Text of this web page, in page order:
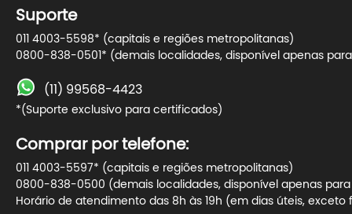
Suporte
011 4003-5598* (capitais e regiões metropolitanas)
0800-838-0501* (demais localidades, disponível apenas
(11) 99568-4423
*(Suporte exclusivo para certificados)
Comprar por telefone:
011 4003-5597* (capitais e regiões metropolitanas)
0800-838-0500 (demais localidades, disponível apenas
Horário de atendimento das 8h às 19h (em dias úteis, exceto